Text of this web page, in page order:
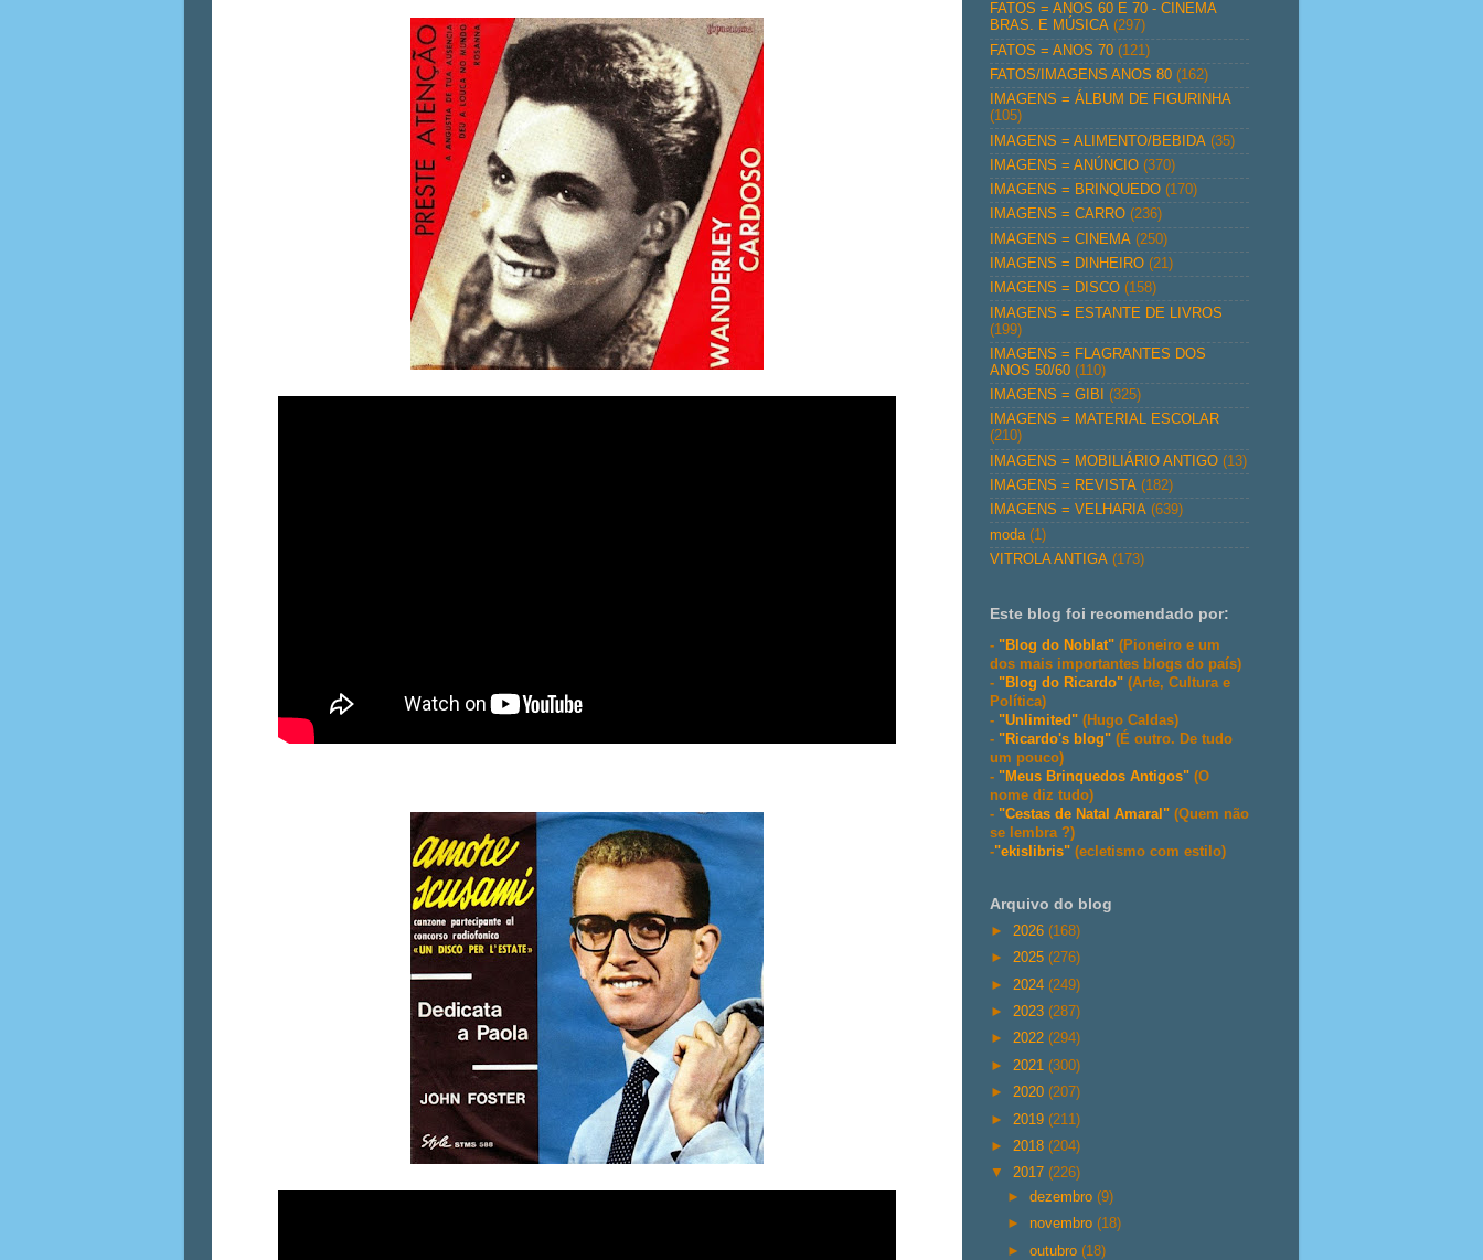
FATOS = ANOS 60 E 70 - CINEMA
BRAS. E MÚSICA (297)
FATOS = ANOS 70 (121)
FATOS/IMAGENS ANOS 80 (162)
IMAGENS = ÁLBUM DE FIGURINHA
(105)
IMAGENS = ALIMENTO/BEBIDA (35)
IMAGENS = ANÚNCIO (370)
IMAGENS = BRINQUEDO (170)
IMAGENS = CARRO (236)
IMAGENS = CINEMA (250)
IMAGENS = DINHEIRO (21)
IMAGENS = DISCO (158)
IMAGENS = ESTANTE DE LIVROS
(199)
IMAGENS = FLAGRANTES DOS
ANOS 50/60 (110)
IMAGENS = GIBI
(325)
IMAGENS = MATERIAL ESCOLAR
(210)
IMAGENS = MOBILIÁRIO ANTIGO (13)
IMAGENS = REVISTA (182)
IMAGENS = VELHARIA (639)
moda (1)
VITROLA ANTIGA (173)
Este blog foi recomendado por:
- "Blog do Noblat" (Pioneiro e um
dos mais importantes blogs do país)
- "Blog do Ricardo" (Arte, Cultura e
Política)
- "Unlimited" (Hugo Caldas)
- "Ricardo's blog" (É outro. De tudo
um pouco)
- "Meus Brinquedos Antigos" (O
nome diz tudo)
- "Cestas de Natal Amaral" (Quem não
se lembra ?)
-"ekislibris" (ecletismo com estilo)
Arquivo do blog
► 2026 (168)
► 2025 (276)
► 2024 (249)
► 2023 (287)
► 2022 (294)
► 2021 (300)
► 2020 (207)
► 2019 (211)
► 2018 (204)
▼ 2017 (226)
►dezembro(9)
► novembro(18)
►outubro(18)